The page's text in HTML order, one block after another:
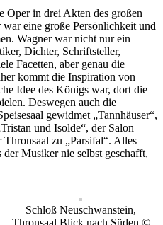
Oper in drei Akten des großen
war eine große Persönlichkeit und
Wagner war nicht nur ein
Dichter, Schriftsteller,
Facetten, aber genau die
kommt die Inspiration von
Idee des Königs war, dort die
Deswegen auch die
gewidmet „Tannhäuser“,
und Isolde“, der Salon
zu „Parsifal“. Alles
Musiker nie selbst geschafft,
Schloß Neuschwanstein,
Thronsaal,Blick nach Süden ©